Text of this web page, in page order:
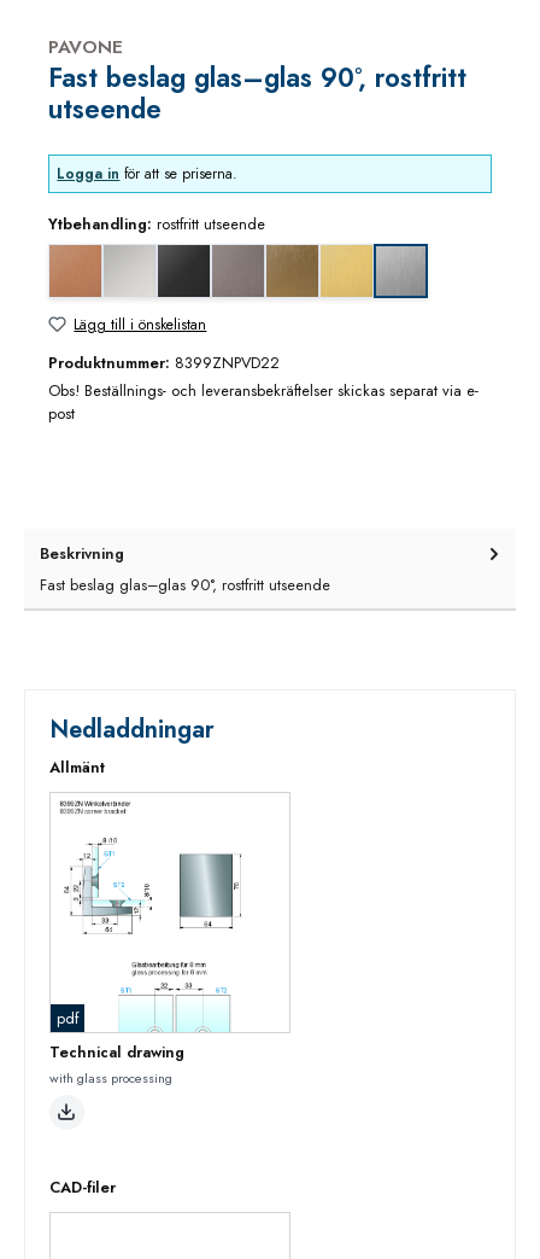
PAVONE
Fast beslag glas–glas 90°, rostfritt
utseende
Logga in för att se priserna.
Ytbehandling: rostfritt utseende
djupsvart mattgrafitmetall utseende (borstad)
Lägg till i önskelistan
Produktnummer: 8399ZNPVD22
Obs! Beställnings- och leveransbekräftelser skickas separat via e-
post
Beskrivning
Fast beslag glas–glas 90°, rostfritt utseende
Nedladdningar
Allmänt
pdf
Technical drawing
with glass processing
CAD-filer